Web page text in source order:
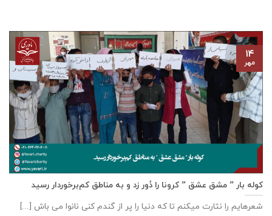
کوله بار ” مشق عشق ” کرونا را دُور زد و به مناطق کم‌برخوردار رسید
شعرهایم را نثارت میکنم تا که دنیا را پر از گندم کنی نانوا می باش [...]
۱۴
مهر